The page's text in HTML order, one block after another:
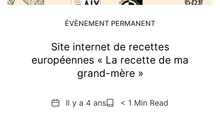
ÉVÈNEMENT PERMANENT
Site internet de recettes
européennes « La recette de ma
grand-mère »
DateIl y a 4 ansReading< 1 Min Read